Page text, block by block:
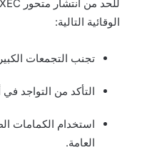
الوقائية التالية:
تجنب التجمعات
التأكد من التواجد
استخدام الكمامات
العامة.